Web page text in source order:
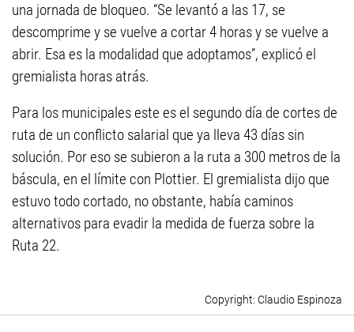
una jornada de bloqueo. “Se levantó a las 17, se
descomprime y se vuelve a cortar 4 horas y se vuelve a
abrir. Esa es la modalidad que adoptamos”, explicó el
gremialista horas atrás.
Para los municipales este es el segundo día de cortes de
ruta de un conflicto salarial que ya lleva 43 días sin
solución. Por eso se subieron a la ruta a 300 metros de la
báscula, en el límite con Plottier. El gremialista dijo que
estuvo todo cortado, no obstante, había caminos
alternativos para evadir la medida de fuerza sobre la
Ruta 22.
Claudio Espinoza